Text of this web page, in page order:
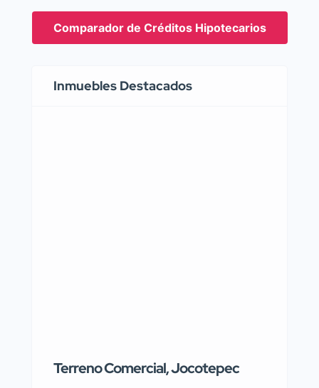
Comparador de Créditos Hipotecarios
Inmuebles Destacados
Terreno Comercial, Jocotepec